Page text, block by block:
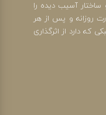
ساختار آسیب دیده را
روزانه و پس از هر
که دارد از اثرگذاری